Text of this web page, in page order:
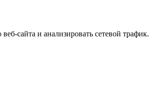
сайта и анализировать сетевой трафик.